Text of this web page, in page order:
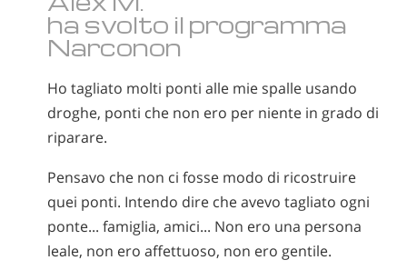
ha svolto il programma
Narconon
Ho tagliato molti ponti alle mie spalle usando
droghe, ponti che non ero per niente in grado di
riparare.
Pensavo che non ci fosse modo di ricostruire
quei ponti. Intendo dire che avevo tagliato ogni
ponte... famiglia, amici... Non ero una persona
leale, non ero affettuoso, non ero gentile.